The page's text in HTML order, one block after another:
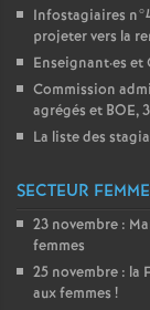
Infostagiaires
projeter vers la
Enseignant·es et
Commission
agrégés et BOE,
La liste des
SECTEUR
23 novembre :
femmes
25 novembre : la
aux femmes !